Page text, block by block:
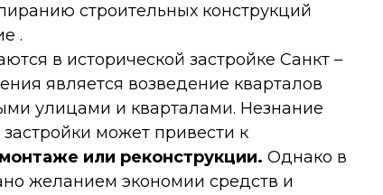
строительных конструкций
.
в исторической застройке Санкт –
является возведение кварталов
улицами и кварталами. Незнание
может привести к
или реконструкции. Однако в
желанием экономии средств и